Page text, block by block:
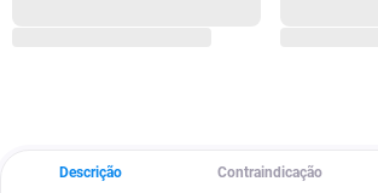
Descrição Contraindicação